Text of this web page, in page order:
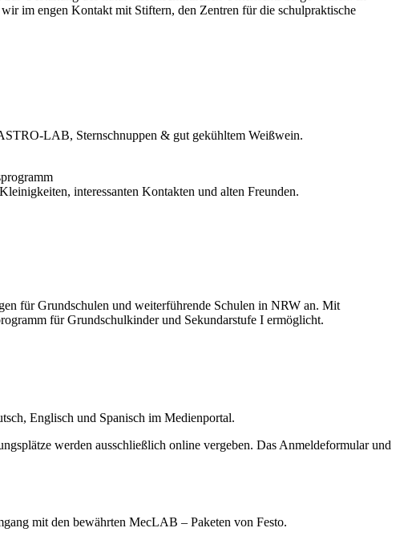
im engen Kontakt mit Stiftern, den Zentren für die schulpraktische
LAB, Sternschnuppen & gut gekühltem Weißwein.
interessanten Kontakten und alten Freunden.
für Grundschulen und weiterführende Schulen in NRW an. Mit
für Grundschulkinder und Sekundarstufe I ermöglicht.
Englisch und Spanisch im Medienportal.
werden ausschließlich online vergeben. Das Anmeldeformular und
mit den bewährten MecLAB – Paketen von Festo.